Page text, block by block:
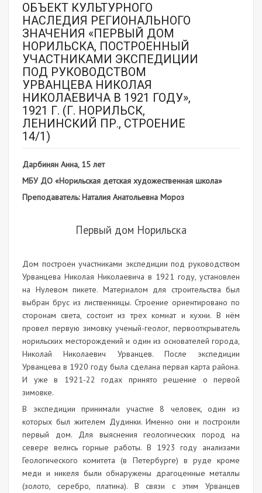
ОБЪЕКТ КУЛЬТУРНОГО
НАСЛЕДИЯ РЕГИОНАЛЬНОГО
ЗНАЧЕНИЯ «ПЕРВЫЙ ДОМ
НОРИЛЬСКА, ПОСТРОЕННЫЙ
УЧАСТНИКАМИ ЭКСПЕДИЦИИ
ПОД РУКОВОДСТВОМ
УРВАНЦЕВА НИКОЛАЯ
НИКОЛАЕВИЧА В 1921 ГОДУ»,
1921 Г. (Г. НОРИЛЬСК,
ЛЕНИНСКИЙ ПР., СТРОЕНИЕ
14/1)
Дарбинян Анна, 15 лет
МБУ ДО «Норильская детская художественная школа»
Преподаватель: Наталия Анатольевна Мороз
Первый дом Норильска
Дом построен участниками экспедиции под руководством
Урванцева Николая Николаевича в 1921 году, установлен
на Нулевом пикете. Материалом для строительства был
выбран брус из лиственницы. Строение ориентировано по
сторонам света, состоит из трех комнат и кухни. В нём
провел первую зимовку ученый-геолог, первооткрыватель
норильских месторождений и один из основателей города,
Николай Николаевич Урванцев. После экспедиции
Урванцева в 1920 году была сделана первая карта района.
И уже в 1921-22 годах принято решение о первой
зимовке.
В экспедиции принимали участие 8 человек, один из
которых был жителем Дудинки. Именно они и построили
первый дом. Для выяснения геологических пород на
севере велись горные работы. В 1923 году анализами
Геологического комитета (в Петербурге) в руде кроме
меди и никеля были обнаружены драгоценные металлы
(золото, серебро, платина). В связи с этим Урванцев